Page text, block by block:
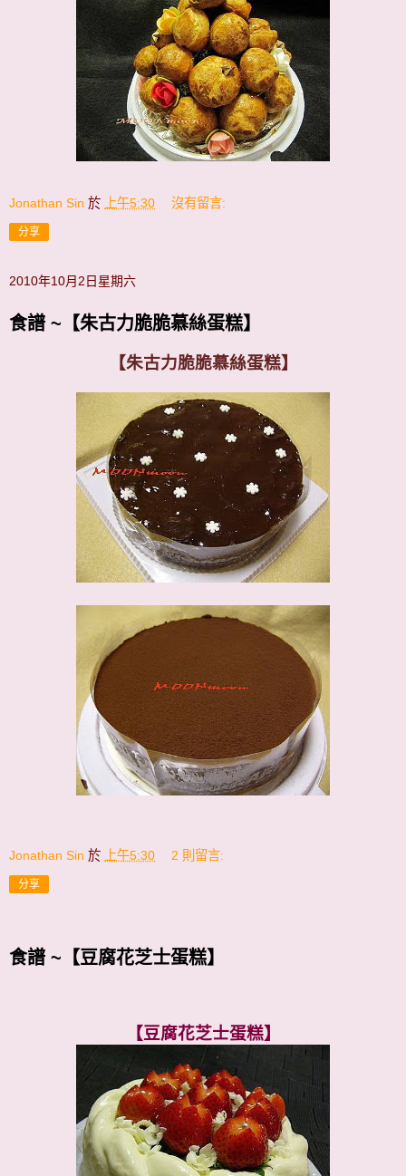
Jonathan Sin 於 上午5:30 沒有留言:
分享
2010年10月2日星期六
食譜 ~【朱古力脆脆慕絲蛋糕】
【朱古力脆脆慕絲蛋糕】
Jonathan Sin 於 上午5:30 2 則留言:
分享
食譜 ~【豆腐花芝士蛋糕】
【豆腐花芝士蛋糕】